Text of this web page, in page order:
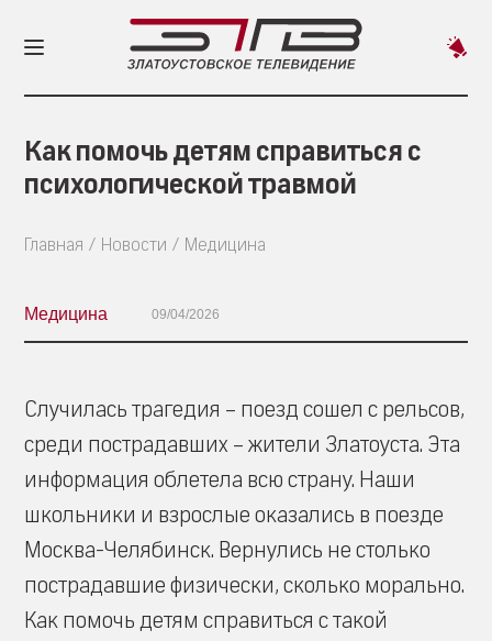
Как помочь детям справиться с
психологической травмой
Главная Новости Медицина
Медицина 09/04/2026
Случилась трагедия – поезд сошел с рельсов,
среди пострадавших – жители Златоуста. Эта
информация облетела всю страну. Наши
школьники и взрослые оказались в поезде
Москва-Челябинск. Вернулись не столько
пострадавшие физически, сколько морально.
Как помочь детям справиться с такой